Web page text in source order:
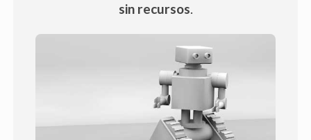
sin recursos.